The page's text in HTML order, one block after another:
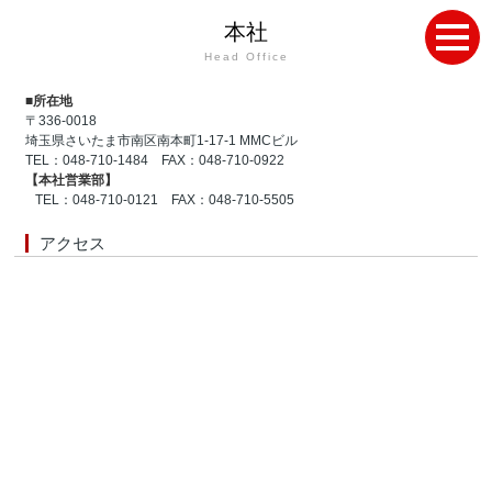
本社
Head Office
■所在地
〒336-0018
埼玉県さいたま市南区南本町1-17-1 MMCビル
TEL：048-710-1484 FAX：048-710-0922
【本社営業部】
TEL：048-710-0121 FAX：048-710-5505
アクセス